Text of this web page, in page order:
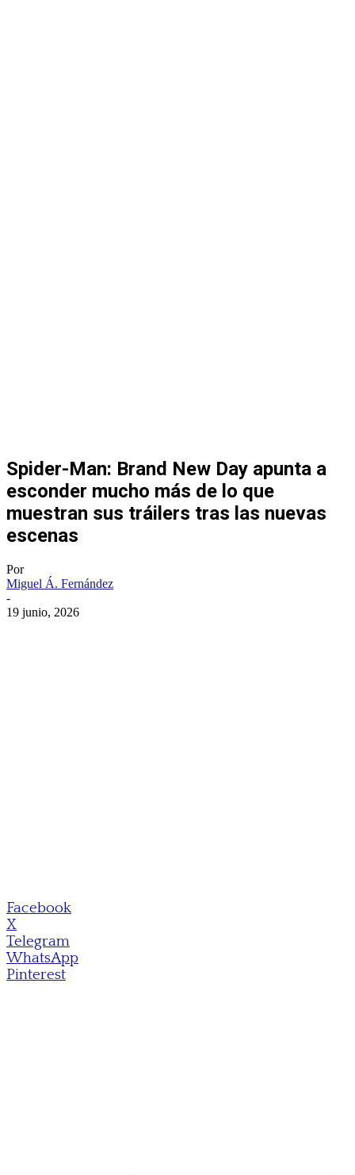
Spider-Man: Brand New Day apunta a
esconder mucho más de lo que
muestran sus tráilers tras las nuevas
escenas
Por
Miguel Á. Fernández
-
19 junio, 2026
Facebook
X
Telegram
WhatsApp
Pinterest